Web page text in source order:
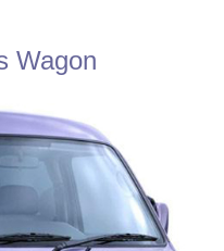
Wagon